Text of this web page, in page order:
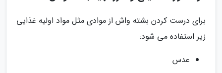
برای درست کردن بشته واش از موادی مثل مواد اولیه غذایی
زیر استفاده می شود:
عدس